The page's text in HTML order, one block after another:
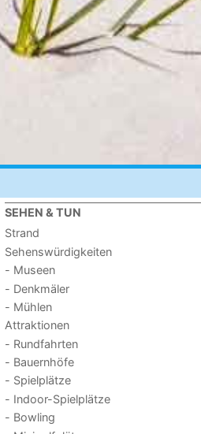
SEHEN & TUN
Strand
Sehenswürdigkeiten
- Museen
- Denkmäler
- Mühlen
Attraktionen
- Rundfahrten
- Bauernhöfe
- Spielplätze
- Indoor-Spielplätze
- Bowling